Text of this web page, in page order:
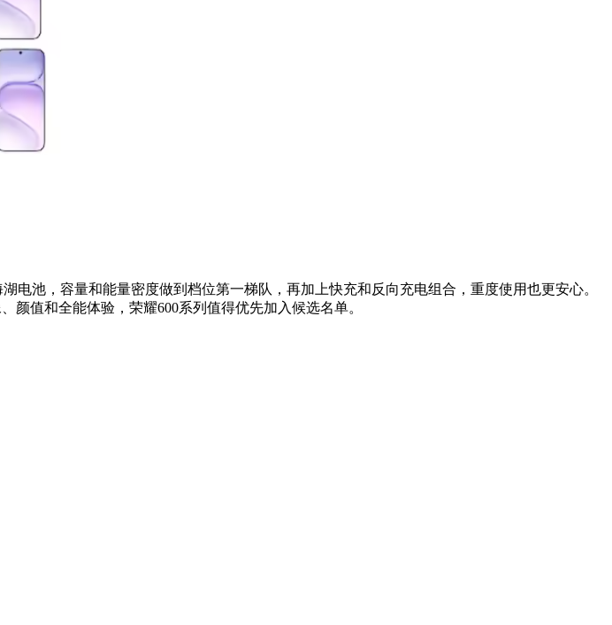
电池，容量和能量密度做到档位第一梯队，再加上快充和反向充电组合，重度使用也更安心。
颜值和全能体验，荣耀600系列值得优先加入候选名单。